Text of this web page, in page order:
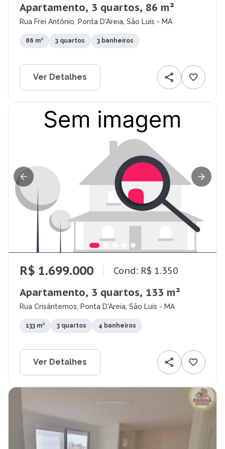
Apartamento, 3 quartos, 86 m²
Rua Frei Antônio, Ponta D'Areia, São Luís - MA
86 m² 3 quartos 3 banheiros
Ver Detalhes
R$ 1.699.000 Cond: R$ 1.350
Apartamento, 3 quartos, 133 m²
Rua Crisântemos, Ponta D'Areia, São Luís - MA
133 m² 3 quartos 4 banheiros
Ver Detalhes